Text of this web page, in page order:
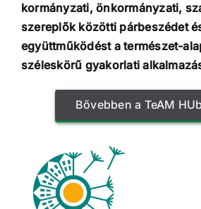
kormányzati, önkormányzati,
szereplők közötti párbeszédet
együttműködést a természet-
széleskörű gyakorlati
Bővebben a TeAM